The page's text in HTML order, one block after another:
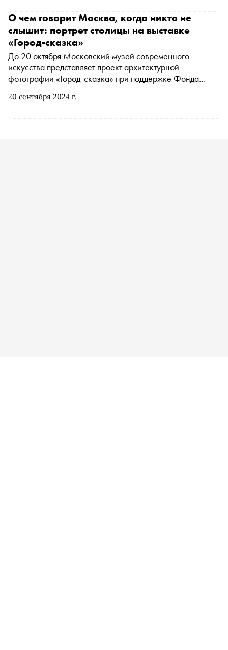
20 сентября 2024 г.
О чем говорит Москва, когда никто не
слышит: портрет столицы на выставке
«Город-сказка»
До 20 октября Московский музей современного
искусства представляет проект архитектурной
фотографии «Город-сказка» при поддержке Фонда
экспозиции — изображения Москвы фотографов